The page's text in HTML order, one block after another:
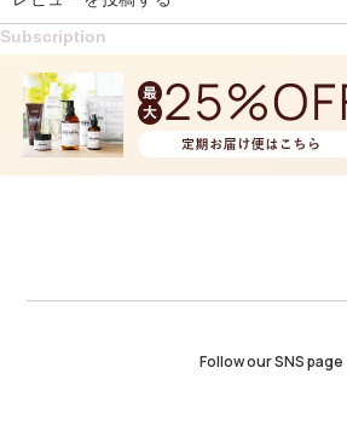
Subscription
Follow our SNS page